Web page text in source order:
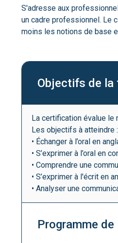
S'adresse aux
un cadre professionnel. Le
moins les notions de base
Objectifs de la
La certification évalue le
Les objectifs à atteindre :
• Échanger à l’oral en
• S’exprimer à l’oral en
• Comprendre une
• S’exprimer à l'écrit en
• Analyser une
Programme